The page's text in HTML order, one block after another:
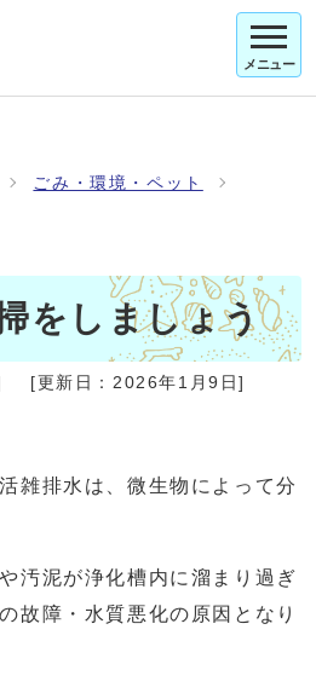
メニュー
ごみ・環境・ペット
をしましょう
[更新日： 2026年1月9日]
雑排水は、微生物によって分
汚泥が浄化槽内に溜まり過ぎ
故障・水質悪化の原因となり